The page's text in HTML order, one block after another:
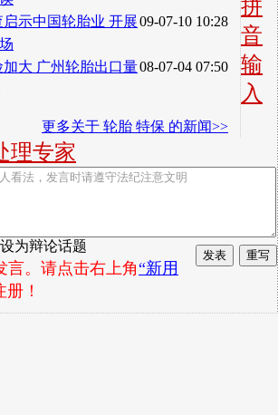
09-07-10 10:28
示中国轮胎业 开展
08-07-04 07:50
加大 广州轮胎出口量
更多关于 轮胎 特保 的新闻>>
拼
音
输
入
理专家
设为辩论话题
言。请点击右上角“新用
！